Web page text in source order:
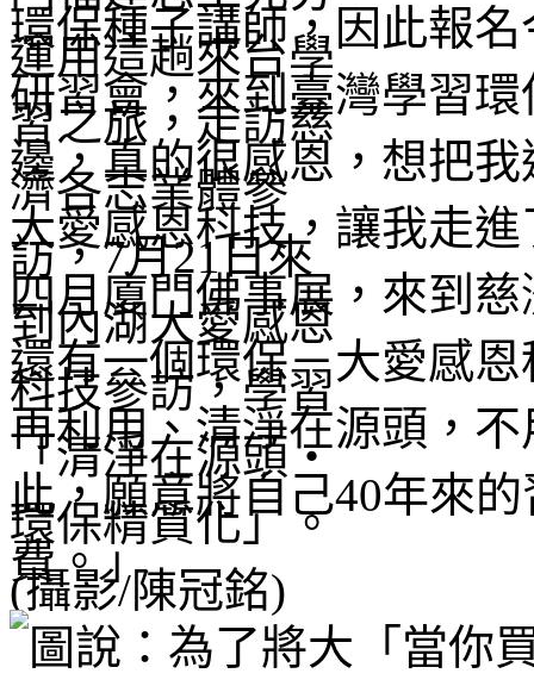
環保種子講師，因此報
研習會，來到臺灣學習
邊，真的很感恩，想把
大愛感恩科技，讓我走
四月廈門佛事展，來到
還有一個環保－大愛感
再利用、清淨在源頭，
此，願意將自己40年來
費。」
「當你